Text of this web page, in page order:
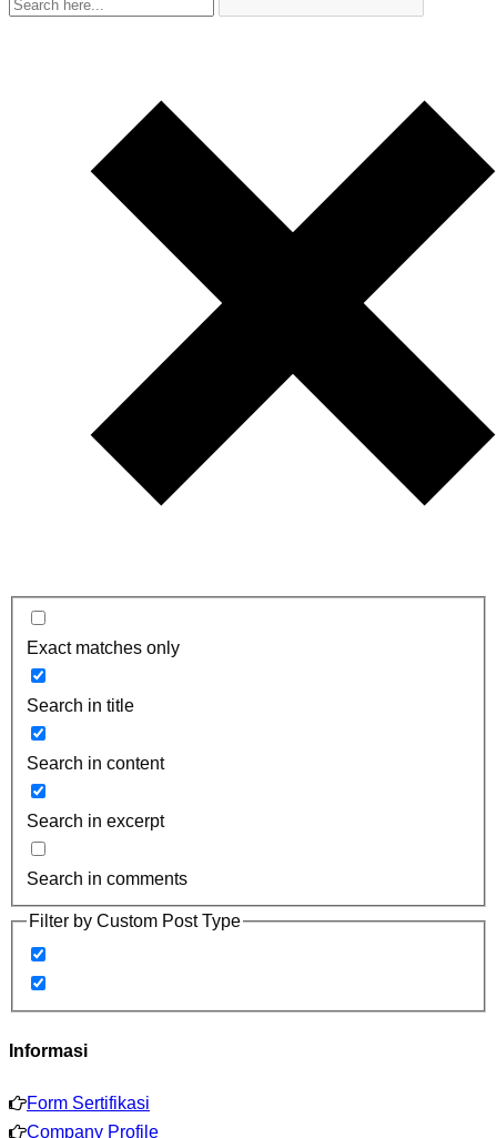
Exact matches only
Search in title
Search in content
Search in excerpt
Search in comments
Filter by Custom Post Type
Informasi
Form Sertifikasi
Company Profile